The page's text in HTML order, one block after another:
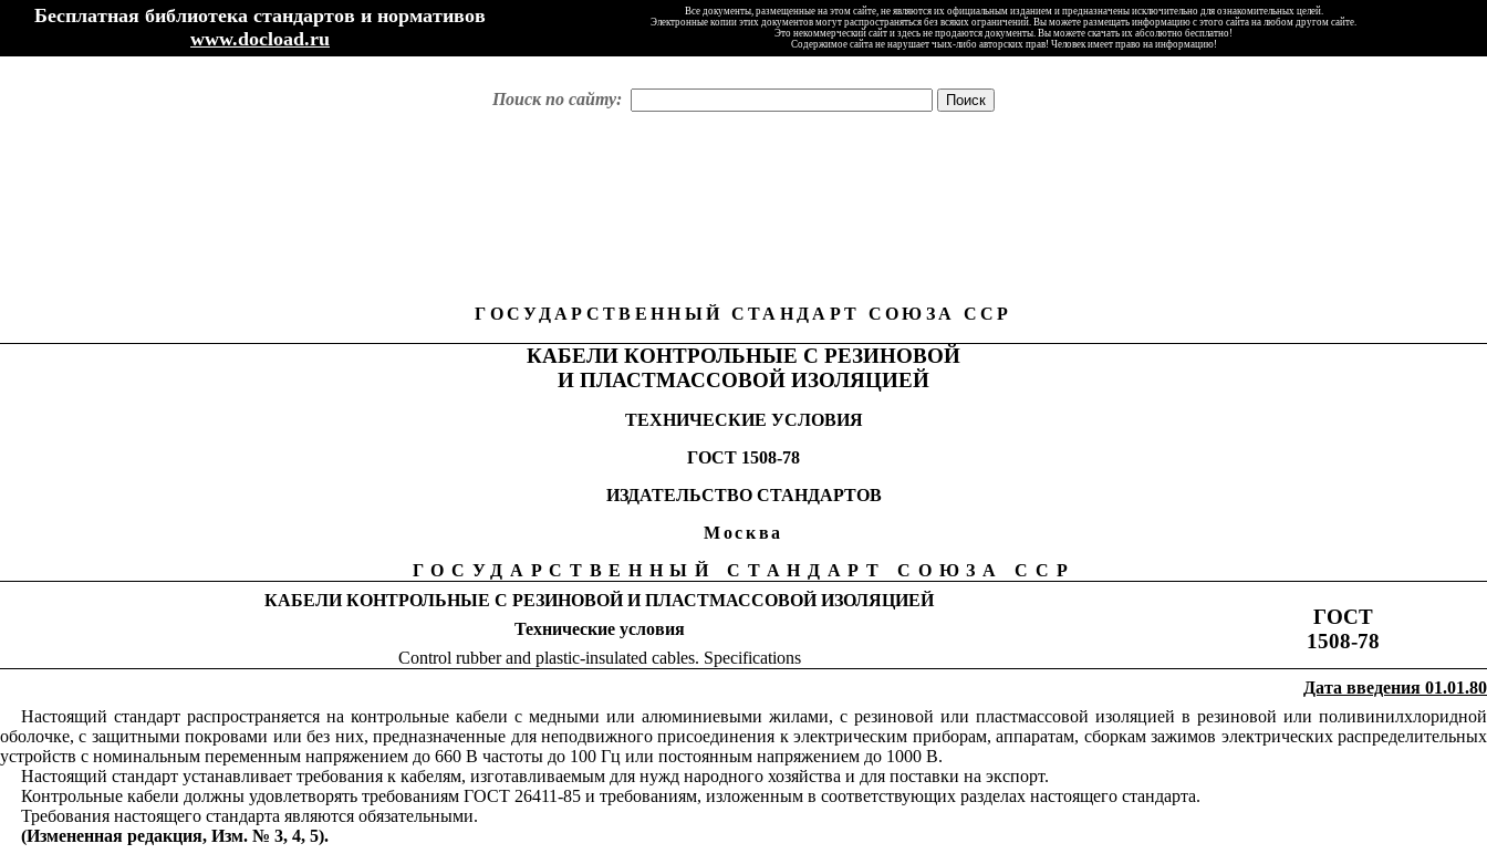
Бесплатная библиотека стандартов и нормативов
www.docload.ru
Все документы, размещенные на этом сайте, не являются их официальным изданием и предназначены исключительно для ознакомительных целей.
Электронные копии этих документов могут распространяться без всяких ограничений. Вы можете размещать информацию с этого сайта на любом другом сайте.
Это некоммерческий сайт и здесь не продаются документы. Вы можете скачать их абсолютно бесплатно!
Содержимое сайта не нарушает чьих-либо авторских прав! Человек имеет право на информацию!
Поиск по сайту:
ГОСУДАРСТВЕННЫЙ СТАНДАРТ СОЮЗА ССР
КАБЕЛИ КОНТРОЛЬНЫЕ С РЕЗИНОВОЙ
И ПЛАСТМАССОВОЙ ИЗОЛЯЦИЕЙ
ТЕХНИЧЕСКИЕ УСЛОВИЯ
ГОСТ 1508-78
ИЗДАТЕЛЬСТВО СТАНДАРТОВ
Москва
ГОСУДАРСТВЕННЫЙ СТАНДАРТ СОЮЗА ССР
КАБЕЛИ КОНТРОЛЬНЫЕ С РЕЗИНОВОЙ И ПЛАСТМАССОВОЙ ИЗОЛЯЦИЕЙ
Технические условия
Control rubber and plastic-insulated cables. Specifications
ГОСТ
1508-78
Дата введения 01.01.80
Настоящий стандарт распространяется на контрольные кабели с медными или алюминиевыми жилами, с резиновой или пластмассовой изоляцией в резиновой или поливинилхлоридной
оболочке, с защитными покровами или без них, предназначенные для неподвижного присоединения к электрическим приборам, аппаратам, сборкам зажимов электрических распределительных
устройств с номинальным переменным напряжением до 660 В частоты до 100 Гц или постоянным напряжением до 1000 В.
Настоящий стандарт устанавливает требования к кабелям, изготавливаемым для нужд народного хозяйства и для поставки на экспорт.
Контрольные кабели должны удовлетворять требованиям ГОСТ 26411-85 и требованиям, изложенным в соответствующих разделах настоящего стандарта.
Требования настоящего стандарта являются обязательными.
(Измененная редакция, Изм. № 3, 4, 5).